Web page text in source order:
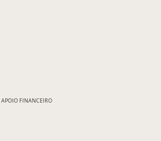
APOIO FINANCEIRO